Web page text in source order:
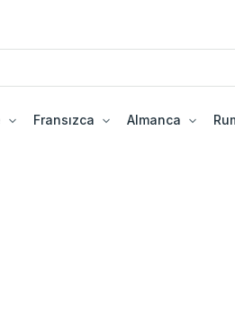
Fransızca Almanca